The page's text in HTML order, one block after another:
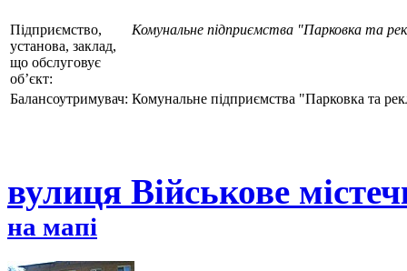
Підприємство,
установа, заклад,
що обслуговує
об’єкт:
Комунальне підприємства "Парковка та
Балансоутримувач: Комунальне підприємства "Парковка та
вулиця Військове
на мапі